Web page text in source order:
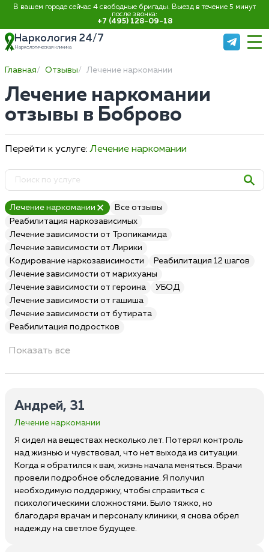
В вашем городе сейчас 4 свободные бригады. Выезд в течение 5 минут
после звонка:
+7 (495) 128-09-18
Наркология 24/7
Наркологическая клиника
Главная Отзывы Лечение наркомании
Лечение наркомании
отзывы в Боброво
Перейти к услуге:Лечение наркомании
Лечение наркомании
Все отзывы
Реабилитация наркозависимых
Лечение зависимости от Тропикамида
Лечение зависимости от Лирики
Кодирование наркозависимости
Реабилитация 12 шагов
Лечение зависимости от марихуаны
Лечение зависимости от героина
УБОД
Лечение зависимости от гашиша
Лечение зависимости от бутирата
Реабилитация подростков
Показать все
Андрей, 31
Лечение наркомании
Я сидел на веществах несколько лет. Потерял контроль
над жизнью и чувствовал, что нет выхода из ситуации.
Когда я обратился к вам, жизнь начала меняться. Врачи
провели подробное обследование. Я получил
необходимую поддержку, чтобы справиться с
психологическими сложностями. Было тяжко, но
благодаря врачам и персоналу клиники, я снова обрел
надежду на светлое будущее.